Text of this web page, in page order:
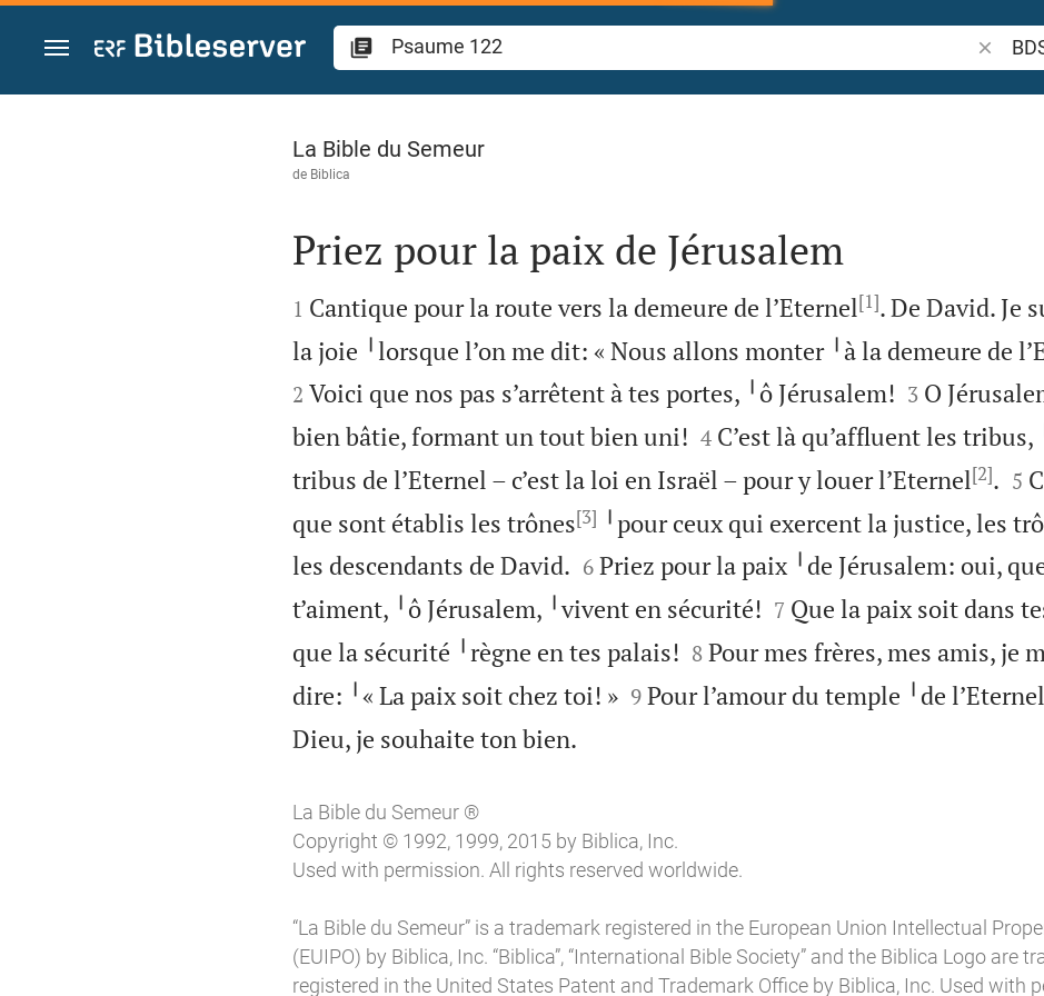
Aller vers contenu
Psaume 122
La Bible du Semeur
de Biblica

Priez pour la paix de Jérusalem

1 Cantique pour la route vers la demeure de l’Eternel[1]. De David. Je
la joie ╵lorsque l’on me dit: « Nous allons monter ╵à la demeure de
2 Voici que nos pas s’arrêtent à tes portes, ╵ô Jérusalem!
3 O
bien bâtie, formant un tout bien uni!
4 C’est là qu’affluent les tribus,
tribus de l’Eternel – c’est la loi en Israël – pour y louer l’Eternel[2].
5
que sont établis les trônes[3] ╵pour ceux qui exercent la justice, les
les descendants de David.
6 Priez pour la paix ╵de Jérusalem: oui,
t’aiment, ╵ô Jérusalem, ╵vivent en sécurité!
7 Que la paix soit dans
que la sécurité ╵règne en tes palais!
8 Pour mes frères, mes amis, je
dire: ╵« La paix soit chez toi! »
9 Pour l’amour du temple ╵de
Dieu, je souhaite ton bien.
La Bible du Semeur ®
Copyright © 1992, 1999, 2015 by Biblica, Inc.
Used with permission. All rights reserved worldwide.
“La Bible du Semeur” is a trademark registered in the European Union Intellectual
(EUIPO) by Biblica, Inc. “Biblica”, “International Bible Society” and the Biblica Logo are
registered in the United States Patent and Trademark Office by Biblica, Inc. Used with